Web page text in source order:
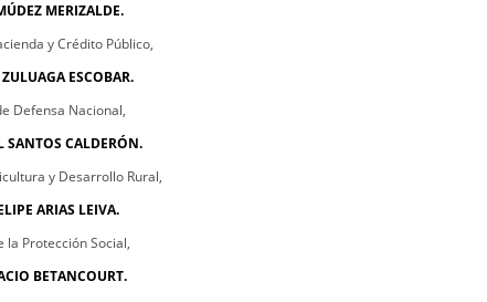
MERIZALDE.
y Crédito Público,
ESCOBAR.
Defensa Nacional,
SANTOS CALDERÓN.
y Desarrollo Rural,
ARIAS LEIVA.
la Protección Social,
BETANCOURT.